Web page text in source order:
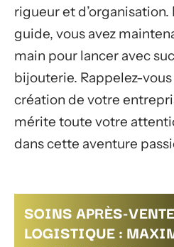
rigueur et
guide, vous avez
main pour lancer avec
bijouterie. Rappelez-
création de votre
mérite toute votre
dans cette aventure
SOINS APRÈS-
LOGISTIQUE :